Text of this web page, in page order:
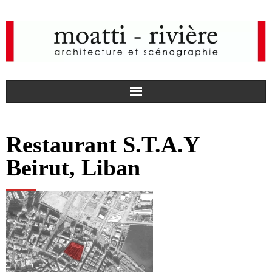
a
c
e
b
o
I
n
s
t
a
actualités
agence
projets
médias
Restaurant S.T.A.Y
Beirut, Liban